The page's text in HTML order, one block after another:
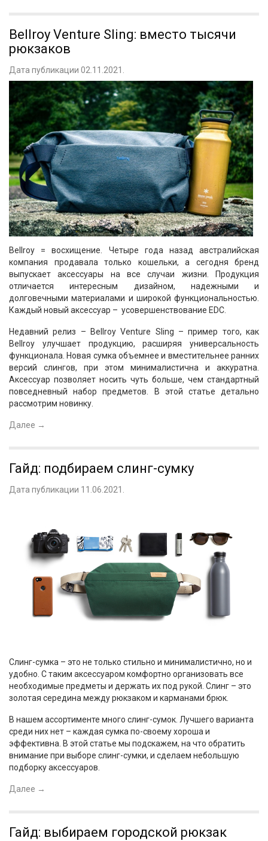
Bellroy Venture Sling: вместо тысячи
рюкзаков
Дата публикации 02.11.2021.
Bellroy = восхищение. Четыре года назад австралийская
компания продавала только кошельки, а сегодня бренд
выпускает аксессуары на все случаи жизни. Продукция
отличается интересным дизайном, надежными и
долговечными материалами и широкой функциональностью.
Каждый новый аксессуар – усовершенствование EDC.
Недавний релиз – Bellroy Venture Sling – пример того, как
Bellroy улучшает продукцию, расширяя универсальность
функционала. Новая сумка объемнее и вместительнее ранних
версий слингов, при этом минималистична и аккуратна.
Аксессуар позволяет носить чуть больше, чем стандартный
повседневный набор предметов. В этой статье детально
рассмотрим новинку.
Далее →
Гайд: подбираем слинг-сумку
Дата публикации 11.06.2021.
Слинг-сумка – это не только стильно и минималистично, но и
удобно. С таким аксессуаром комфортно организовать все
необходимые предметы и держать их под рукой. Слинг – это
золотая середина между рюкзаком и карманами брюк.
В нашем ассортименте много слинг-сумок. Лучшего варианта
среди них нет – каждая сумка по-своему хороша и
эффективна. В этой статье мы подскажем, на что обратить
внимание при выборе слинг-сумки, и сделаем небольшую
подборку аксессуаров.
Далее →
Гайд: выбираем городской рюкзак